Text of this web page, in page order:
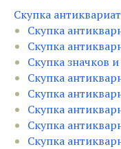
Скупка
Скупка
Скупка
Скупка значков
Скупка
Скупка
Скупка
Скупка
Скупка